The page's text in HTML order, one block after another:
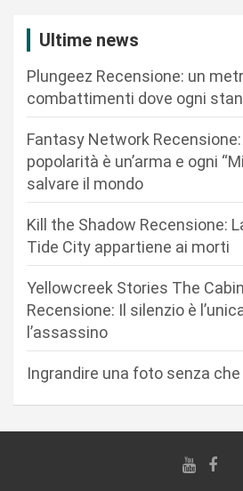
Ultime news
Plungeez Recensione: un
combattimenti dove ogni
Fantasy Network
popolarità è un’arma e ogni
salvare il mondo
Kill the Shadow Recensione:
Tide City appartiene ai morti
Yellowcreek Stories The
Recensione: Il silenzio è
l’assassino
Ingrandire una foto senza